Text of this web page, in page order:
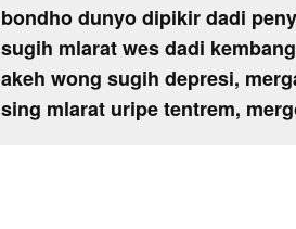
bondho dunyo dipikir dadi
sugih mlarat wes dadi
akeh wong sugih depresi,
sing mlarat uripe tentrem,